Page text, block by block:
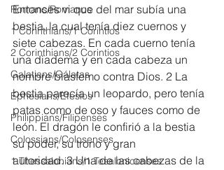
Romans/Romanos
1 Corinthians/1 Corintios
2 Corinthians/2 Corintios
Galatians/Gálatas
Ephesians/Efesios
Philippians/Filipenses
Colossians/Colosenses
1 Thessalonians/1 Tesalonicenses
Entonces vi que del mar subía una
bestia, la cual tenía diez cuernos y
siete cabezas. En cada cuerno tenía
una diadema y en cada cabeza un
nombre blasfemo contra Dios. 2 La
bestia parecía un leopardo, pero tenía
patas como de oso y fauces como de
león. El dragón le confirió a la bestia
su poder, su trono y gran
autoridad. 3 Una de las cabezas de la